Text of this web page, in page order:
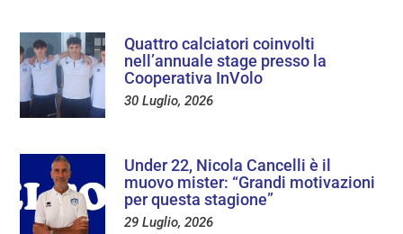
Quattro calciatori coinvolti
nell’annuale stage presso la
Cooperativa InVolo
30 Luglio, 2026
Under 22, Nicola Cancelli è il
muovo mister: “Grandi motivazioni
per questa stagione”
29 Luglio, 2026